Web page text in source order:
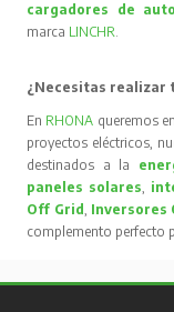
cargadores de
marca LINCHR.
¿Necesitas realizar
En RHONA queremos
proyectos eléctricos,
destinados a la
paneles solares,
Off Grid, Inversores
complemento perfecto